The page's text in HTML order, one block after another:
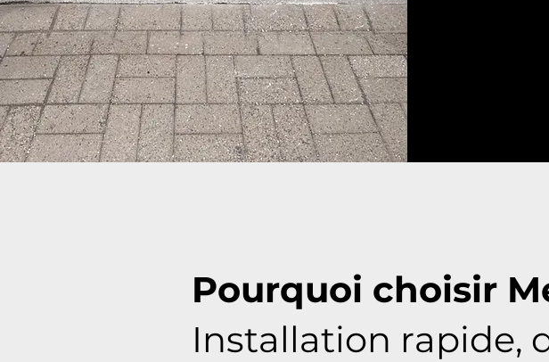
Pourquoi choisir
Installation rapide,